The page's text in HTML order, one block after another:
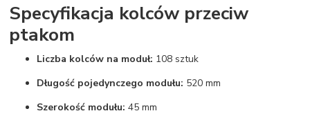
Specyfikacja kolców przeciw
ptakom
Liczba kolców na moduł: 108 sztuk
Długość pojedynczego modułu: 520 mm
Szerokość modułu: 45 mm